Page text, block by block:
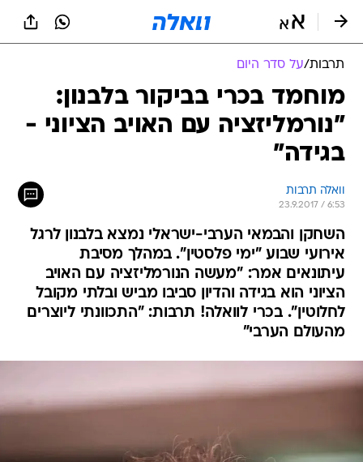
תרבות/על סדר היום
מוחמד בכרי בביקור בלבנון:
"נורמליזציה עם האויב הציוני -
בגידה"
וואלה תרבות
23.9.2017 / 6:53
השחקן והבמאי הערבי-ישראלי נמצא בלבנון לרגל
אירועי שבוע "ימי פלסטין". במהלך מסיבת
עיתונאים אמר: "מעשה הנורמליזציה עם האויב
הציוני הוא בגידה והדיון סביבו מביש ובלתי מקובל
לחלוטין". בכרי לוואלה! תרבות: "התכוונתי ליוצרים
מהעולם הערבי"